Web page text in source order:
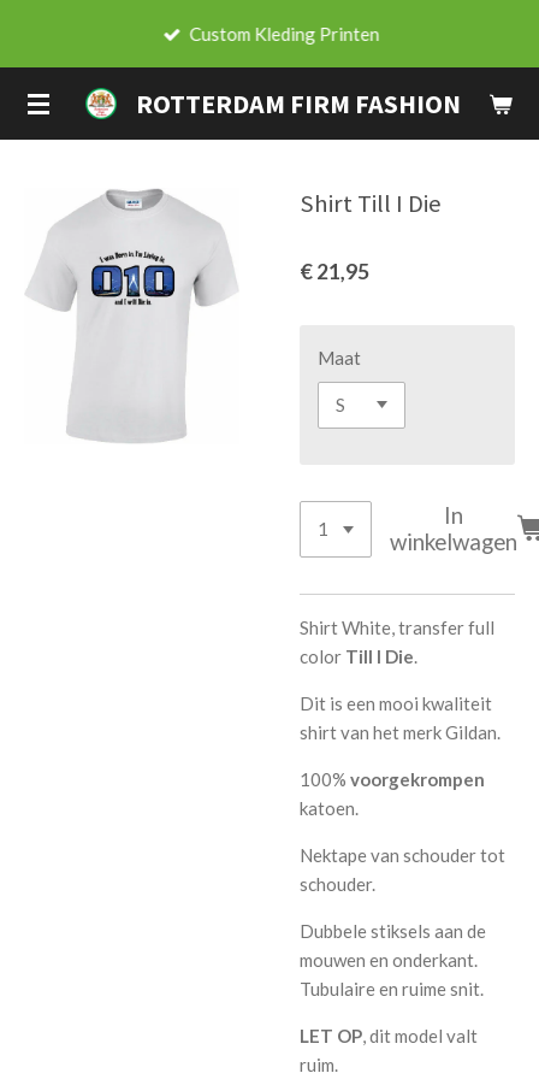
de
hoofdinhoud
ROTTERDAM FIRM FASHION
Custom Kleding Printen
Shirt Till I Die
€ 21,95
Maat
In
winkelwagen
Shirt White, transfer full
color Till I Die.
Dit is een mooi kwaliteit
shirt van het merk Gildan.
100% voorgekrompen
katoen.
Nektape van schouder tot
schouder.
Dubbele stiksels aan de
mouwen en onderkant.
Tubulaire en ruime snit.
LET OP, dit model valt
ruim.